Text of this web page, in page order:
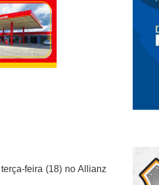
feira (18) no Allianz